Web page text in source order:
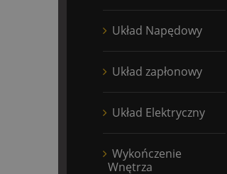
Układ Napędowy
Układ zapłonowy
Układ Elektryczny
Wykończenie
Wnętrza